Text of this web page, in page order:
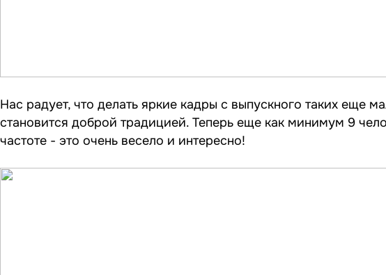
Нас радует, что делать яркие кадры с выпускного таких еще
становится доброй традицией. Теперь еще как минимум 9
частоте - это очень весело и интересно!